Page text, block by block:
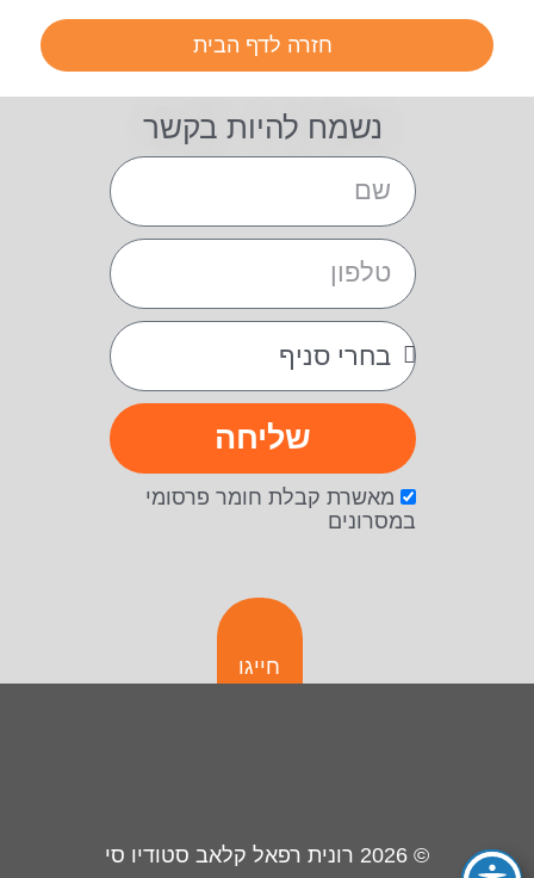
חזרה לדף הבית
נשמח להיות בקשר
מאשרת קבלת חומר פרסומי
במסרונים
שליחה
חייגו
© 2026 רונית רפאל קלאב סטודיו סי